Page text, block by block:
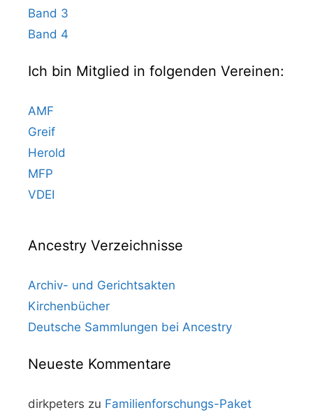
Band 3
Band 4
Ich bin Mitglied in folgenden Vereinen:
AMF
Greif
Herold
MFP
VDEI
Ancestry Verzeichnisse
Archiv- und Gerichtsakten
Kirchenbücher
Deutsche Sammlungen bei Ancestry
Neueste Kommentare
dirkpeters zu Familienforschungs-Paket